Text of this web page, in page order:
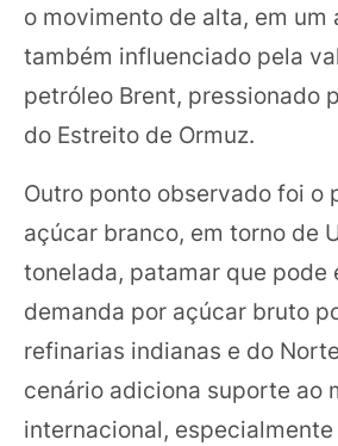
o movimento de alta, em um
também influenciado pela
petróleo Brent, pressionado
do Estreito de Ormuz.
Outro ponto observado foi o
açúcar branco, em torno de
tonelada, patamar que pode
demanda por açúcar bruto
refinarias indianas e do
cenário adiciona suporte ao
internacional, especialmente